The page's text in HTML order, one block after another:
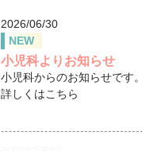
2026/06/30
NEW
小児科よりお知らせ
小児科からのお知らせです
詳しくはこちら